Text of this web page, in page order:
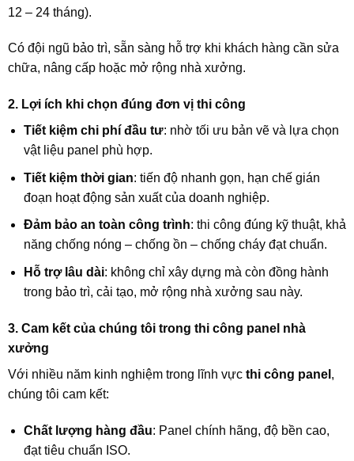
12 – 24 tháng).
Có đội ngũ bảo trì, sẵn sàng hỗ trợ khi khách hàng cần sửa
chữa, nâng cấp hoặc mở rộng nhà xưởng.
2. Lợi ích khi chọn đúng đơn vị thi công
Tiết kiệm chi phí đầu tư: nhờ tối ưu bản vẽ và lựa chọn
vật liệu panel phù hợp.
Tiết kiệm thời gian: tiến độ nhanh gọn, hạn chế gián
đoạn hoạt động sản xuất của doanh nghiệp.
Đảm bảo an toàn công trình: thi công đúng kỹ thuật, khả
năng chống nóng – chống ồn – chống cháy đạt chuẩn.
Hỗ trợ lâu dài: không chỉ xây dựng mà còn đồng hành
trong bảo trì, cải tạo, mở rộng nhà xưởng sau này.
3. Cam kết của chúng tôi trong thi công panel nhà
xưởng
Với nhiều năm kinh nghiệm trong lĩnh vực thi công panel ,
chúng tôi cam kết:
Chất lượng hàng đầu: Panel chính hãng, độ bền cao,
đạt tiêu chuẩn ISO.